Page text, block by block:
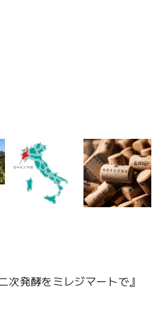
次発酵をミレジマートで』